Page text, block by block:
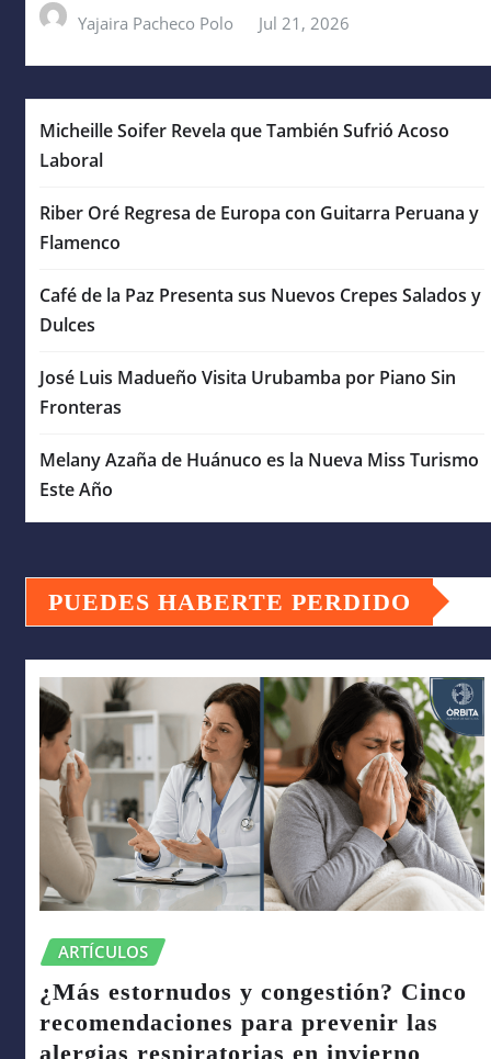
Yajaira Pacheco Polo Jul 21, 2026
Micheille Soifer Revela que También Sufrió Acoso
Laboral
Riber Oré Regresa de Europa con Guitarra Peruana y
Flamenco
Café de la Paz Presenta sus Nuevos Crepes Salados y
Dulces
José Luis Madueño Visita Urubamba por Piano Sin
Fronteras
Melany Azaña de Huánuco es la Nueva Miss Turismo
Este Año
PUEDES HABERTE PERDIDO
ARTÍCULOS
¿Más estornudos y congestión? Cinco
recomendaciones para prevenir las
alergias respiratorias en invierno